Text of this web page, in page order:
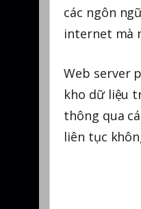
các ngôn
internet mà
Web server
kho dữ liệu
thông qua
liên tục